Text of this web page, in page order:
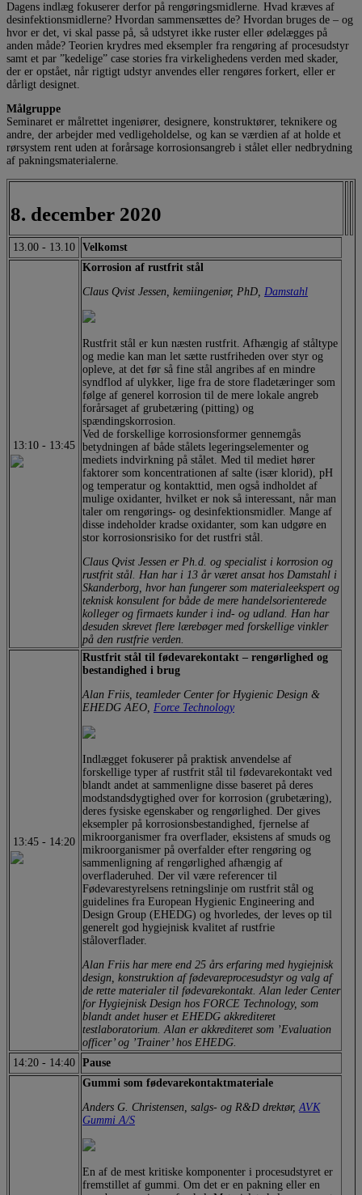
Dagens indlæg fokuserer derfor på rengøringsmidlerne. Hvad kræves af
desinfektionsmidlerne? Hvordan sammensættes de? Hvordan bruges de – og
hvor er det, vi skal passe på, så udstyret ikke ruster eller ødelægges på
anden måde? Teorien krydres med eksempler fra rengøring af procesudstyr
samt et par ”kedelige” case stories fra virkelighedens verden med skader,
der er opstået, når rigtigt udstyr anvendes eller rengøres forkert, eller er
dårligt designet.
Målgruppe
Seminaret er målrettet ingeniører, designere, konstruktører, teknikere og
andre, der arbejder med vedligeholdelse, og kan se værdien af at holde et
rørsystem rent uden at forårsage korrosionsangreb i stålet eller nedbrydning
af pakningsmaterialerne.
8. december 2020
13.00 - 13.10 Velkomst
13:10 - 13:45
Korrosion af rustfrit stål
Claus Qvist Jessen, kemiingeniør, PhD, Damstahl
Rustfrit stål er kun næsten rustfrit. Afhængig af ståltype
og medie kan man let sætte rustfriheden over styr og
opleve, at det før så fine stål angribes af en mindre
syndflod af ulykker, lige fra de store fladetæringer som
følge af generel korrosion til de mere lokale angreb
forårsaget af grubetæring (pitting) og
spændingskorrosion.
Ved de forskellige korrosionsformer gennemgås
betydningen af både stålets legeringselementer og
mediets indvirkning på stålet. Med til mediet hører
faktorer som koncentrationen af salte (især klorid), pH
og temperatur og kontakttid, men også indholdet af
mulige oxidanter, hvilket er nok så interessant, når man
taler om rengørings- og desinfektionsmidler. Mange af
disse indeholder kradse oxidanter, som kan udgøre en
stor korrosionsrisiko for det rustfri stål.
Claus Qvist Jessen er Ph.d. og specialist i korrosion og
rustfrit stål. Han har i 13 år været ansat hos Damstahl i
Skanderborg, hvor han fungerer som materialeekspert og
teknisk konsulent for både de mere handelsorienterede
kolleger og firmaets kunder i ind- og udland. Han har
desuden skrevet flere lærebøger med forskellige vinkler
på den rustfrie verden.
13:45 - 14:20
Rustfrit stål til fødevarekontakt – rengørlighed og
bestandighed i brug
Alan Friis, teamleder Center for Hygienic Design &
EHEDG AEO, Force Technology
Indlægget fokuserer på praktisk anvendelse af
forskellige typer af rustfrit stål til fødevarekontakt ved
blandt andet at sammenligne disse baseret på deres
modstandsdygtighed over for korrosion (grubetæring),
deres fysiske egenskaber og rengørlighed. Der gives
eksempler på korrosionsbestandighed, fjernelse af
mikroorganismer fra overflader, eksistens af smuds og
mikroorganismer på overfalder efter rengøring og
sammenligning af rengørlighed afhængig af
overfladeruhed. Der vil være referencer til
Fødevarestyrelsens retningslinje om rustfrit stål og
guidelines fra European Hygienic Engineering and
Design Group (EHEDG) og hvorledes, der leves op til
generelt god hygiejnisk kvalitet af rustfrie
ståloverflader.
Alan Friis har mere end 25 års erfaring med hygiejnisk
design, konstruktion af fødevareprocesudstyr og valg af
de rette materialer til fødevarekontakt. Alan leder Center
for Hygiejnisk Design hos FORCE Technology, som
blandt andet huser et EHEDG akkrediteret
testlaboratorium. Alan er akkrediteret som ’Evaluation
officer’ og ’Trainer’ hos EHEDG.
14:20 - 14:40 Pause
Gummi som fødevarekontaktmateriale
Anders G. Christensen, salgs- og R&D drektør,AVK
Gummi A/S
En af de mest kritiske komponenter i procesudstyret er
fremstillet af gummi. Om det er en pakning eller en